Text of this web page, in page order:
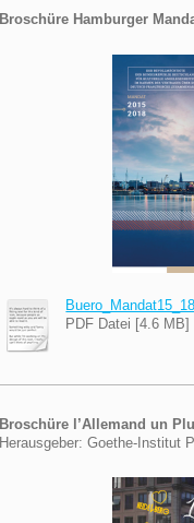
Broschüre Hamburger
PDF Datei [4.6 MB]
Broschüre l’Allemand un
Herausgeber: Goethe-Institut